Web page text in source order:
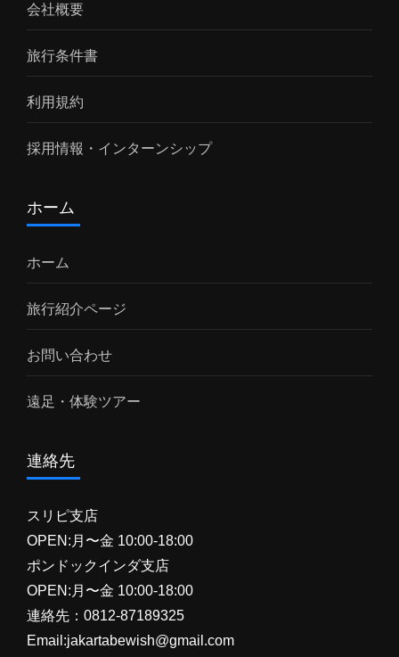
会社概要
旅行条件書
利用規約
採用情報・インターンシップ
ホーム
ホーム
旅行紹介ページ
お問い合わせ
遠足・体験ツアー
連絡先
スリピ支店
OPEN:月〜金 10:00-18:00
ポンドックインダ支店
OPEN:月〜金 10:00-18:00
連絡先：0812-87189325
Email:jakartabewish@gmail.com